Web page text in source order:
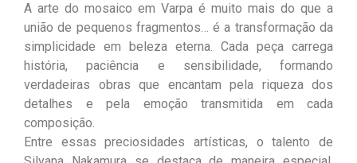
A arte do mosaico em Varpa é muito mais do que a
união de pequenos fragmentos… é a transformação da
simplicidade em beleza eterna. Cada peça carrega
história, paciência e sensibilidade, formando
verdadeiras obras que encantam pela riqueza dos
detalhes e pela emoção transmitida em cada
composição.
Entre essas preciosidades artísticas, o talento de